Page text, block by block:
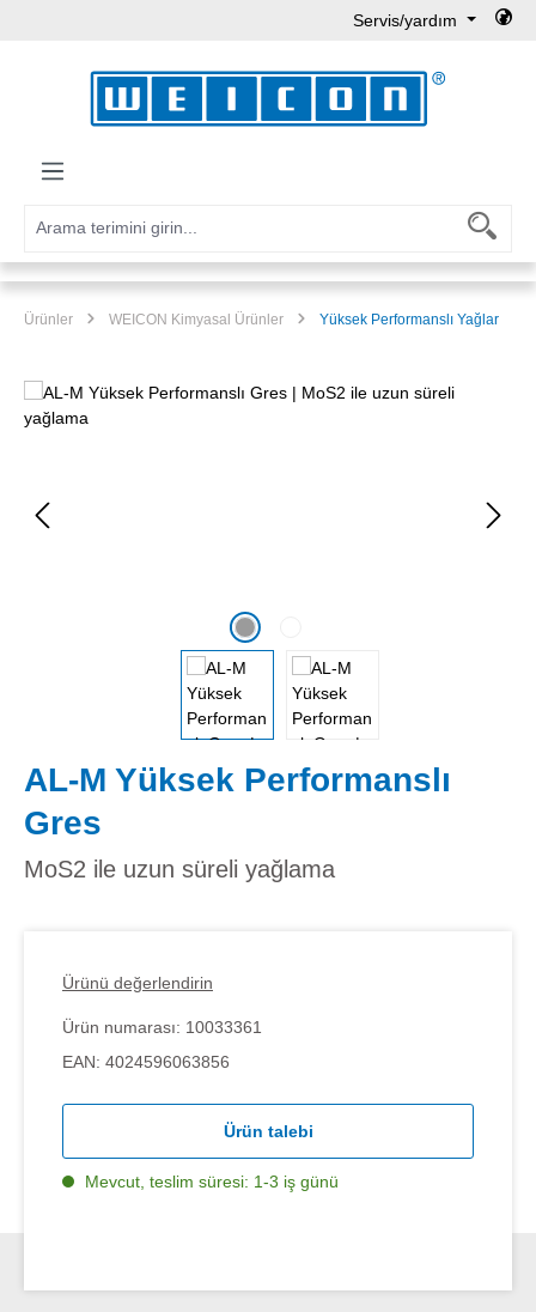
Servis/yardım
Ürünler WEICON Kimyasal Ürünler Yüksek Performanslı Yağlar
Resim galerisini atla
AL-M Yüksek Performanslı
Gres
MoS2 ile uzun süreli yağlama
Ürünü değerlendirin
Ürün numarası: 10033361
EAN: 4024596063856
Ürün talebi
Mevcut, teslim süresi: 1-3 iş günü